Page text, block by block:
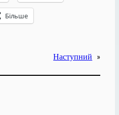
Більше
Наступний »